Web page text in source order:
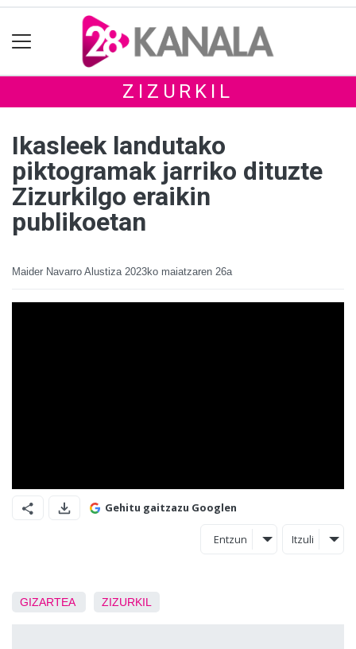
ZIZURKIL
Ikasleek landutako
piktogramak jarriko dituzte
Zizurkilgo eraikin
publikoetan
Maider Navarro Alustiza 2023ko maiatzaren 26a
Gehitu gaitzazu Googlen
Entzun Itzuli
GIZARTEA ZIZURKIL